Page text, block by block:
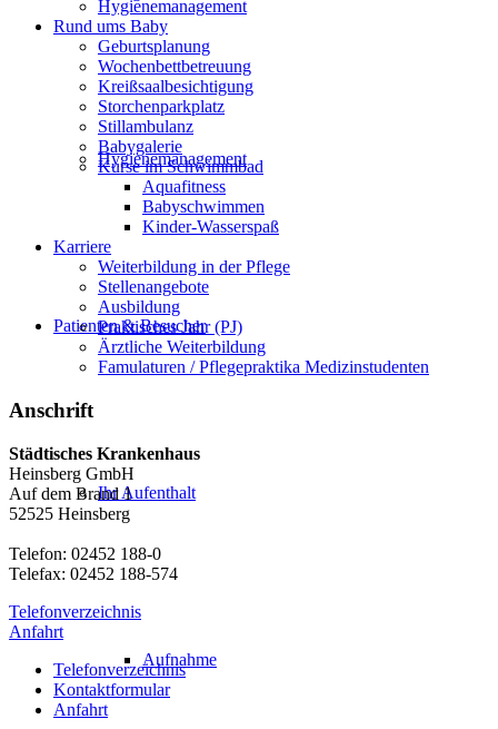
Hygienemanagement
Patienten & Besucher
Ihr Aufenthalt
Aufnahme
Hygienemanagement
Rund ums Baby
Geburtsplanung
Wochenbettbetreuung
Kreißsaalbesichtigung
Storchenparkplatz
Stillambulanz
Babygalerie
Kurse im Schwimmbad
Aquafitness
Babyschwimmen
Kinder-Wasserspaß
Karriere
Weiterbildung in der Pflege
Stellenangebote
Ausbildung
Praktisches Jahr (PJ)
Ärztliche Weiterbildung
Famulaturen / Pflegepraktika Medizinstudenten
Anschrift
Städtisches Krankenhaus
Heinsberg GmbH
Auf dem Brand 1
52525 Heinsberg
Telefon: 02452 188-0
Telefax: 02452 188-574
Telefonverzeichnis
Anfahrt
Telefonverzeichnis
Kontaktformular
Anfahrt